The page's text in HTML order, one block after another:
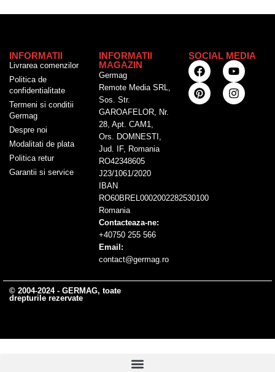
INFORMATII
Livrarea comenzilor
Politica de
confidentialitate
Termeni si conditii
Germag
Despre noi
Modalitati de plata
Politica retur
Garantii si service
INFORMATII
MAGAZIN
Germag
Remote Media SRL,
Sos. Str.
GAROAFELOR, Nr.
28, Apt. CAM1,
Ors. DOMNESTI,
Jud. IF, Romania
RO42348605
J23/1061/2020
IBAN
RO60BREL0002002282530100
Romania
Contacteaza-ne:
+40750 255 566
Email:
contact@germag.ro
SOCIAL MEDIA
© 2004-2024 - GERMAG, toate
drepturile rezervate